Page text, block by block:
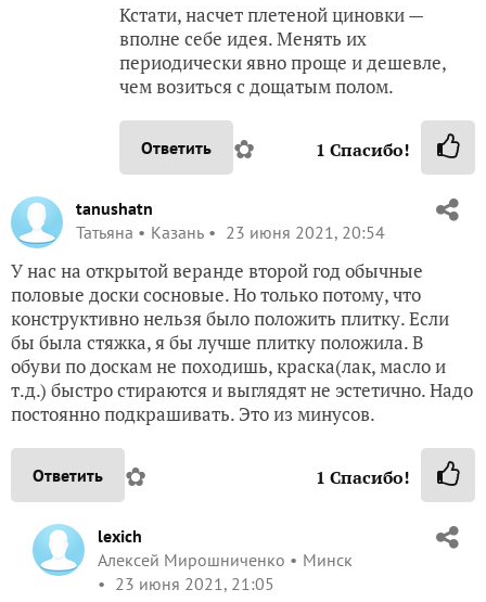
Кстати, насчет плетеной циновки —
вполне себе идея. Менять их
периодически явно проще и дешевле,
чем возиться с дощатым полом.
Ответить ✿ 1 Спасибо!
tanushatn
Татьяна
Казань 23 июня 2021, 20:54
У нас на открытой веранде второй год обычные
половые доски сосновые. Но только потому, что
конструктивно нельзя было положить плитку. Если
бы была стяжка, я бы лучше плитку положила. В
обуви по доскам не походишь, краска(лак, масло и
т.д.) быстро стираются и выглядят не эстетично. Надо
постоянно подкрашивать. Это из минусов.
Ответить ✿ 1 Спасибо!
lexich
Алексей Мирошниченко
Минск
23 июня 2021, 21:05